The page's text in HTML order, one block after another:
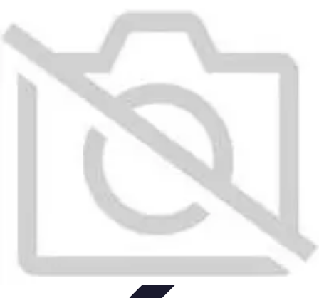
Tests et Comparatifs
tests et évaluations Guide Pratique
d'Achat
Test Aspirateur